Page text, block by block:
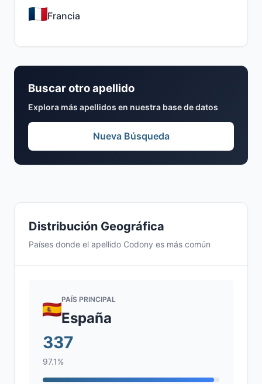
Distribución Geográfica
Países donde el apellido Codony es más común
PAÍS PRINCIPAL
España
337
97.1%
Francia
Buscar otro apellido
Explora más apellidos en nuestra base de datos
Nueva Búsqueda